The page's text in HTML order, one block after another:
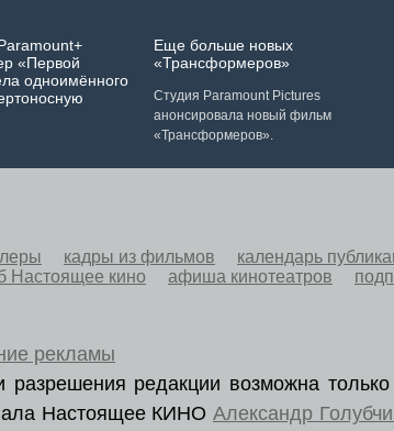
«Первой
одноимённого
Еще больше новых
«Трансформеров»
Студия Paramount Pictures
анонсировала новый фильм
«Трансформеров».
кадры из фильмов календарь
Настоящее кино афиша кинотеатров
рекламы
редакции возможна
Настоящее КИНО Александр